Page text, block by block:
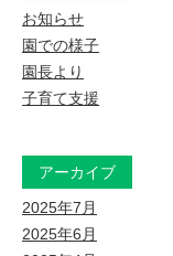
お知らせ
園での様子
園長より
子育て支援
アーカイブ
2025年7月
2025年6月